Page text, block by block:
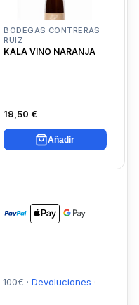
BODEGAS CONTRERAS
RUIZ
KALA VINO NARANJA
19,50 €
Añadir
100€ · Devoluciones ·